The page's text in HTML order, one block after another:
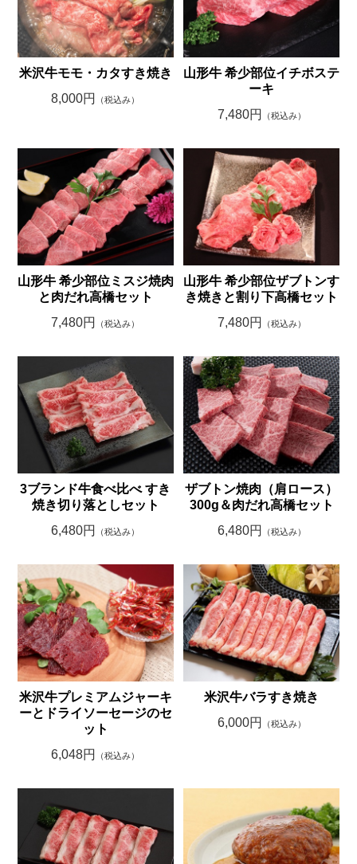
米沢牛モモ・カタすき焼き
8,000円
（税込み）
山形牛 希少部位イチボステ
ーキ
7,480円
（税込み）
山形牛 希少部位ミスジ焼肉
と肉だれ高橋セット
7,480円
（税込み）
山形牛 希少部位ザブトンす
き焼きと割り下高橋セット
7,480円
（税込み）
3ブランド牛食べ比べ すき
焼き切り落としセット
6,480円
（税込み）
ザブトン焼肉（肩ロース）
300g＆肉だれ高橋セット
6,480円
（税込み）
米沢牛プレミアムジャーキ
ーとドライソーセージのセ
ット
6,048円
（税込み）
米沢牛バラすき焼き
6,000円
（税込み）